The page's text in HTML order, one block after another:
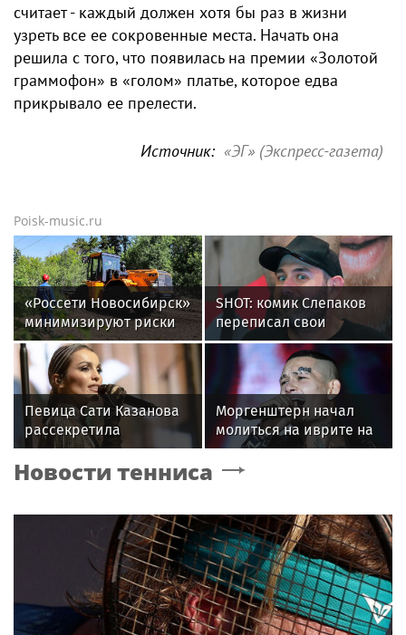
считает - каждый должен хотя бы раз в жизни
узреть все ее сокровенные места. Начать она
решила с того, что появилась на премии «Золотой
граммофон» в «голом» платье, которое едва
прикрывало ее прелести.
Источник: «ЭГ» (Экспресс-газета)
Poisk-music.ru
«Россети Новосибирск»
минимизируют риски
повреждений ЛЭП за
счет масштабной
расчистки просек
SHOT: комик Слепаков
переписал свои
квартиры в РФ на
родителей после
переезда
Певица Сати Казанова
рассекретила
«безгрешное, чистое,
любящее» имя своей
Моргенштерн начал
молиться на иврите на
концертах
Новости тенниса